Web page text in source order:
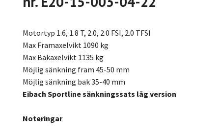
Motortyp 1.6, 1.8 T, 2.0, 2.0 FSI, 2.0 TFSI
Max Framaxelvikt 1090 kg
Max Bakaxelvikt 1135 kg
Möjlig sänkning fram 45-50 mm
Möjlig sänkning bak 35-40 mm
Eibach Sportline sänkningssats låg version
Noteringar